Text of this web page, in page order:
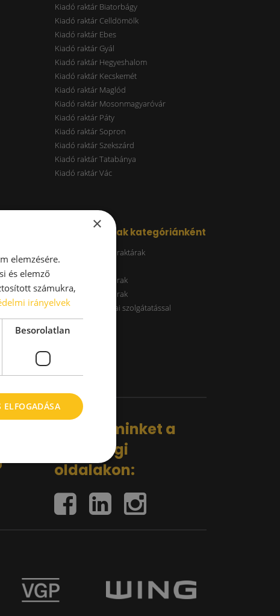
Kiadó raktár Biatorbágy
Kiadó raktár Celldömölk
Kiadó raktár Ebes
Kiadó raktár Gyál
Kiadó raktár Hegyeshalom
Kiadó raktár Kecskemét
Kiadó raktár Maglód
Kiadó raktár Mosonmagyaróvár
Kiadó raktár Páty
Kiadó raktár Sopron
Kiadó raktár Szekszárd
Kiadó raktár Tatabánya
Kiadó raktár Vác
Kiadó raktárak kategóriánként
Energiatakarékos raktárak
ESG raktár
A kategóriás raktárak
B kategóriás raktárak
Raktárak logisztikai szolgátatással
Kövess minket a
közösségi
oldalakon:
×
elemzésére.
és elemző
számukra,
irányelvek
Besorolatlan
ELFOGADÁSA